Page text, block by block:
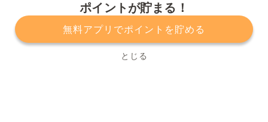
ポイントが貯まる！
無料アプリでポイントを貯める
とじる
プライバシーポリシー 利用規約
運営会社
サービスに関してのお問い合わせ